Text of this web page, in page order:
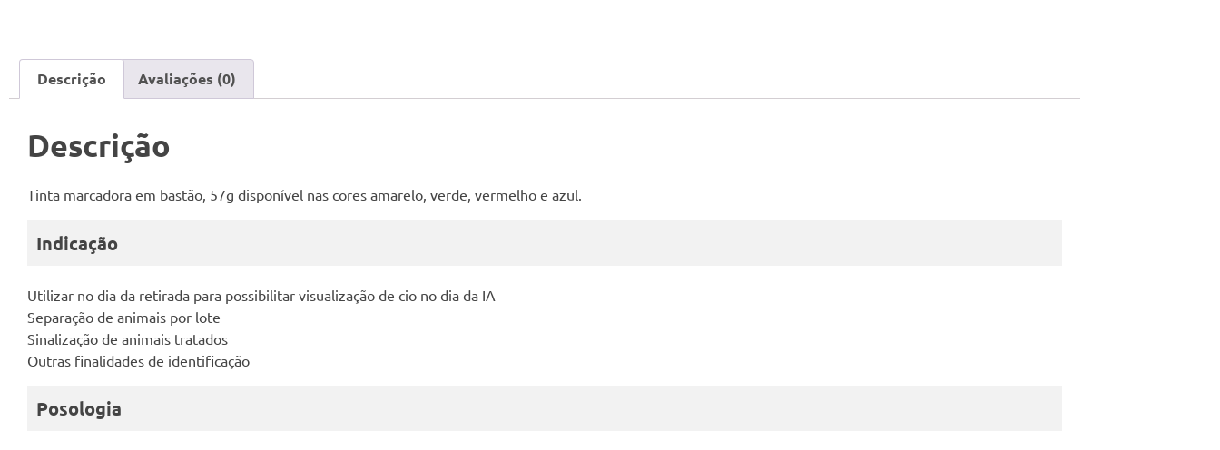
Descrição Avaliações (0)
Descrição
Tinta marcadora em bastão, 57g disponível nas cores amarelo, verde, vermelho e azul.
Indicação
Utilizar no dia da retirada para possibilitar visualização de cio no dia da IA
Separação de animais por lote
Sinalização de animais tratados
Outras finalidades de identificação
Posologia